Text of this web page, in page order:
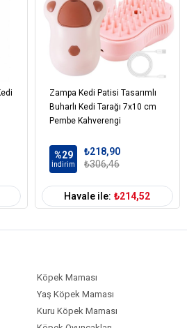
Zampa Kedi Patisi Tasarımlı
Buharlı Kedi Tarağı 7x10 cm
Pembe Kahverengi
%29
İndirim
₺218,90
₺306,46
Havale ile: ₺214,52
Köpek Maması
Yaş Köpek Maması
Kuru Köpek Maması